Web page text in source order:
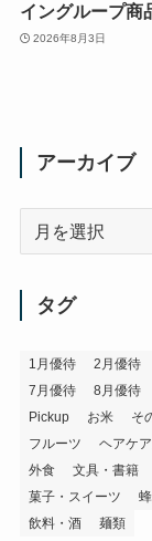
イングループ商
2026年8月3日
アーカイブ
タグ
1月優待 2月優待
7月優待
8月優待
Pickup
お米 そ
フルーツ
ヘアケ
外食
文具・書籍
菓子・スイーツ
飲料・酒
麺類